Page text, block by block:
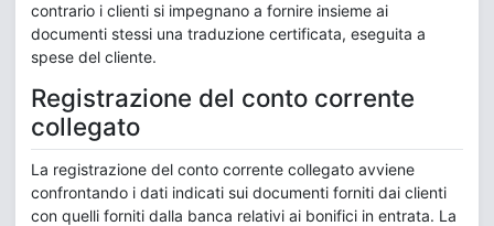
contrario i clienti si impegnano a fornire insieme ai
documenti stessi una traduzione certificata, eseguita a
spese del cliente.
Registrazione del conto corrente
collegato
La registrazione del conto corrente collegato avviene
confrontando i dati indicati sui documenti forniti dai clienti
con quelli forniti dalla banca relativi ai bonifici in entrata. La